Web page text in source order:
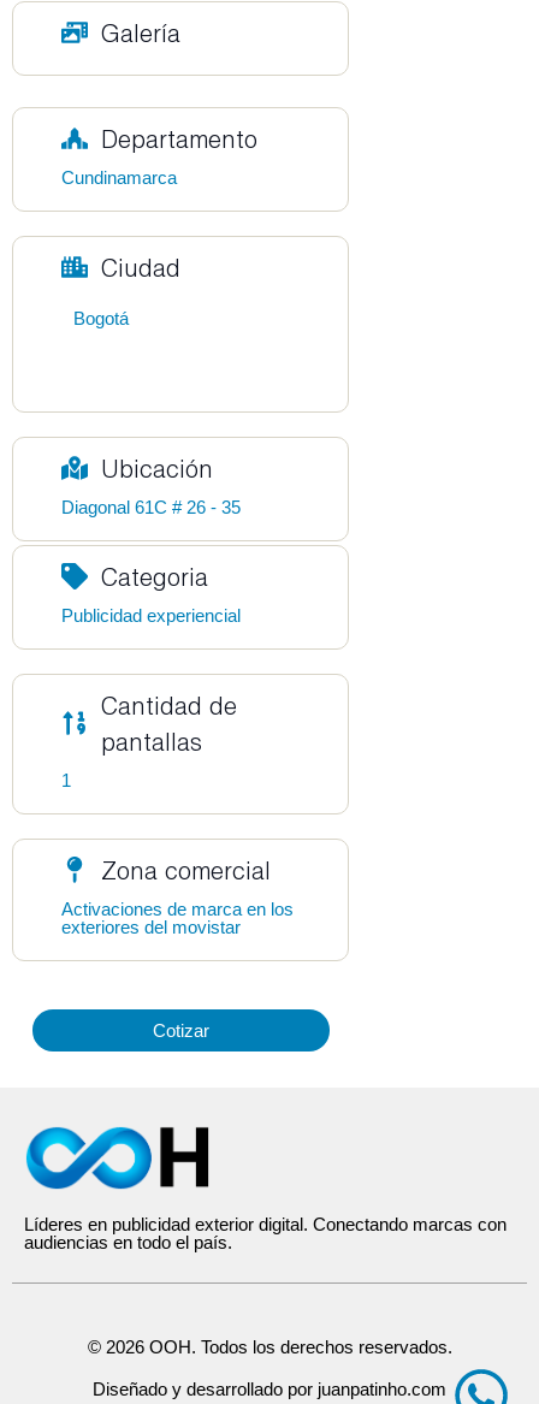
Galería
Departamento
Cundinamarca
Ciudad
Bogotá
Ubicación
Diagonal 61C # 26 - 35
Categoria
Publicidad experiencial
Cantidad de
pantallas
1
Zona comercial
Activaciones de marca en los
exteriores del movistar
Cotizar
Líderes en publicidad exterior digital. Conectando marcas con
audiencias en todo el país.
© 2026 OOH. Todos los derechos reservados.
Diseñado y desarrollado por juanpatinho.com